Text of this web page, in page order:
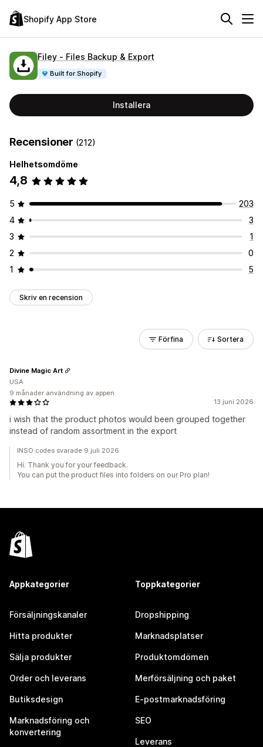
Shopify App Store
Filey ‑ Files Backup & Export
Built for Shopify
Installera
Recensioner (212)
Helhetsomdöme
4,8
5
203
4
3
3
1
2
0
1
5
Skriv en recension
Förfina Sortera
13 juni 2026
i wish that the product photos would been grouped together
instead of random assortment in the export
Divine Magic Art
USA
9 månader användning av appen
INSO.codes svarade 9 juli 2026
Hi. Thank you for your feedback.
You can put the product files into folders on our Pro plan!
Appkategorier
Försäljningskanaler
Hitta produkter
Sälja produkter
Order och leverans
Butiksdesign
Marknadsföring och
konvertering
Toppkategorier
Dropshipping
Marknadsplatser
Produktomdömen
Merförsäljning och paket
E-postmarknadsföring
SEO
Leverans